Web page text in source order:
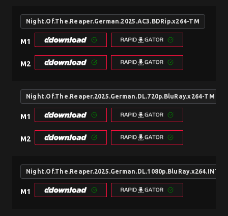
Night.Of.The.Reaper.German.2025.AC3.BDRip.x264-TM
M1
M2
Night.Of.The.Reaper.2025.German.DL.720p.BluRay.x264-TM
M1
M2
M1